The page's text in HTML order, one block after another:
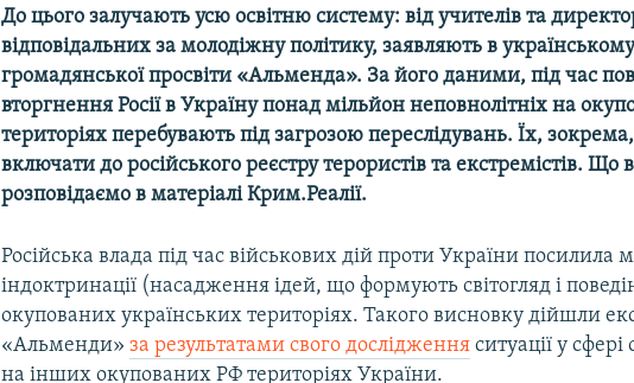
До цього залучають усю освітню систему: від учителів та
відповідальних за молодіжну політику, заявляють в
громадянської просвіти «Альменда». За його даними, під час
вторгнення Росії в Україну понад мільйон неповнолітніх на
територіях перебувають під загрозою переслідувань. Їх,
включати до російського реєстру терористів та екстремістів. Що
розповідаємо в матеріалі Крим.Реалії.
Російська влада під час військових дій проти України посилила
індоктринації (насадження ідей, що формують світогляд і
окупованих українських територіях. Такого висновку дійшли
«Альменди»за результатами свого дослідження ситуації у
на інших окупованих РФ територіях України.